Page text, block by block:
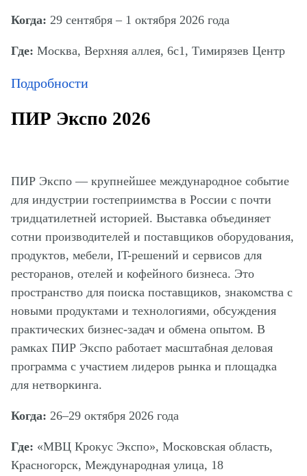
Когда: 29 сентября – 1 октября 2026 года
Где: Москва, Верхняя аллея, 6c1, Тимирязев Центр
Подробности
ПИР Экспо 2026
ПИР Экспо — крупнейшее международное событие
для индустрии гостеприимства в России с почти
тридцатилетней историей. Выставка объединяет
сотни производителей и поставщиков оборудования,
продуктов, мебели, IT-решений и сервисов для
ресторанов, отелей и кофейного бизнеса. Это
пространство для поиска поставщиков, знакомства с
новыми продуктами и технологиями, обсуждения
практических бизнес-задач и обмена опытом. В
рамках ПИР Экспо работает масштабная деловая
программа с участием лидеров рынка и площадка
для нетворкинга.
Когда: 26–29 октября 2026 года
Где: «МВЦ Крокус Экспо», Московская область,
Красногорск, Международная улица, 18